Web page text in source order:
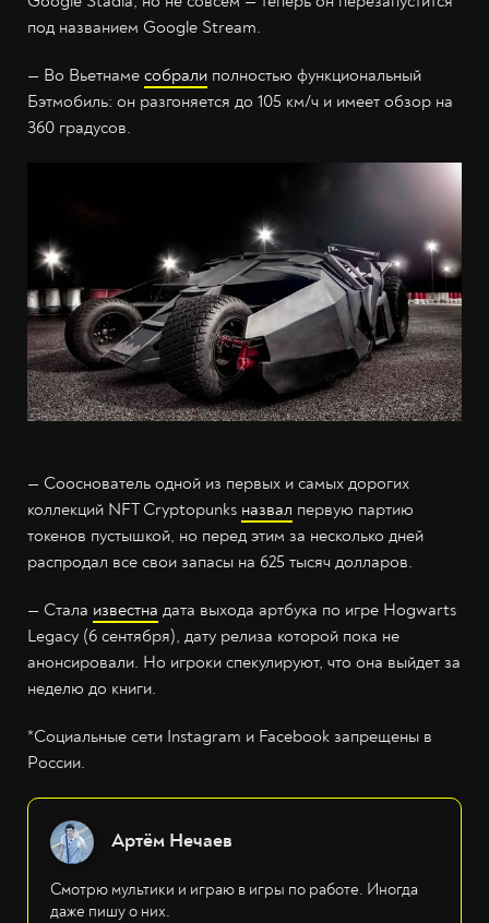
под названием Google Stream.
— Во Вьетнаме собрали полностью функциональный
Бэтмобиль: он разгоняется до 105 км/ч и имеет обзор на
360 градусов.
— Сооснователь одной из первых и самых дорогих
коллекций NFT Cryptopunks назвал первую партию
токенов пустышкой, но перед этим за несколько дней
распродал все свои запасы на 625 тысяч долларов.
— Стала известна дата выхода артбука по игре Hogwarts
Legacy (6 сентября), дату релиза которой пока не
анонсировали. Но игроки спекулируют, что она выйдет за
неделю до книги.
*Социальные сети Instagram и Facebook запрещены в
России.
Артём Нечаев
Смотрю мультики и играю в игры по работе. Иногда
даже пишу о них.